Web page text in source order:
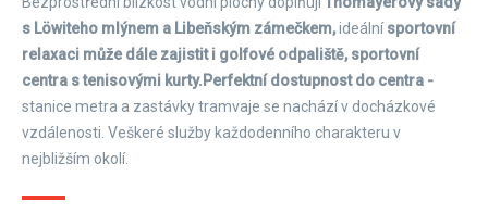
s Löwiteho mlýnem a Libeňským zámečkem,ideálnísportovní
relaxaci může dále zajistit i golfové odpaliště, sportovní
centra s tenisovými kurty. Perfektní dostupnost do centra -
stanice metra a zastávky tramvaje se nachází v docházkové
vzdálenosti. Veškeré služby každodenního charakteru v
nejbližším okolí.